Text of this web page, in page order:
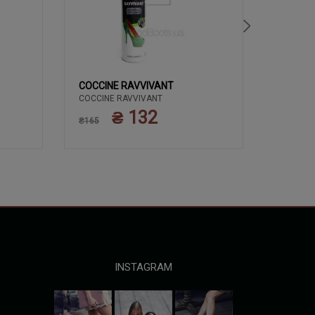
COCCINE RAVVIVANT
COCCINE RAVVIVANT
₴165 ₴ 132
INSTAGRAM